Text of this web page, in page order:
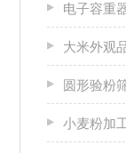
电子容重
大米外观
圆形验粉
小麦粉加